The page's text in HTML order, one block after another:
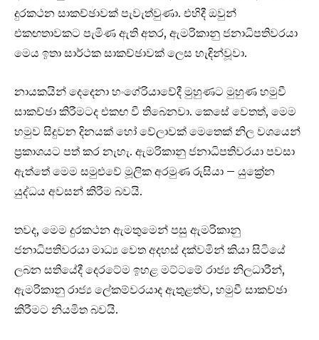
දුරකථන සාකච්ඡාවක් පැවැත්වුණා. එහිදී ඔවුන්
එකඟතාවකට පැමිණ ඇති අතර, ඇමරිකානු ජනාධිපතිවරයා
මෙය ඉතා සාර්ථක සාකච්ඡාවක් ලෙස හැඳින්වූවා.
නායකයින් දෙදෙනා හංගේරියාවේදී මුහුණට මුහුණ හමුවී
සාකච්ඡා කිරීමටද එකඟ වී තිබෙනවා. කෙසේ වෙතත්, මෙම
හමුව සිදුවන දිනයක් හෝ වේලාවක් මෙතෙක් නිල වශයෙන්
ප්‍රකාශයට පත් කර නැහැ. ඇමරිකානු ජනාධිපතිවරයා පවසා
ඇත්තේ මෙම සමුළුවේ මූලික අරමුණ රුසියා – යුක්‍රේන
යුද්ධය අවසන් කිරීම බවයි.
තවද, මෙම දුරකථන ඇමතුමෙන් පසු ඇමරිකානු
ජනාධිපතිවරයා මාධ්‍ය වෙත අදහස් දක්වමින් කියා සිටියේ
ලබන සතියේදී දෙරටේම ඉහළ මට්ටමේ රාජ්‍ය නිලධාරීන්,
ඇමරිකානු රාජ්‍ය ලේකම්වරයාද ඇතුළත්ව, හමුවී සාකච්ඡා
කිරීමට නියමිත බවයි.